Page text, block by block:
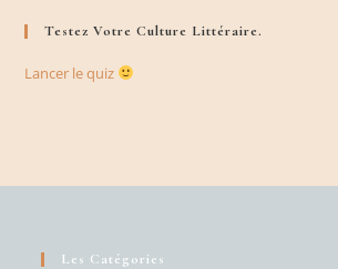
Testez Votre Culture Littéraire.
Lancer le quiz
Les Catégories